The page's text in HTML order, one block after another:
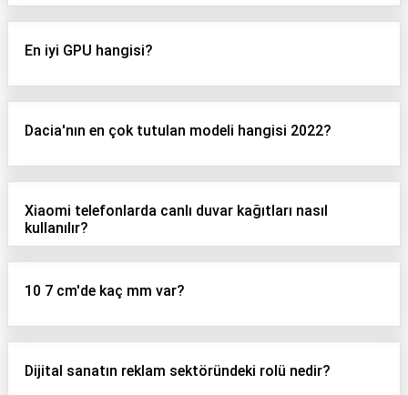
En iyi GPU hangisi?
Dacia'nın en çok tutulan modeli hangisi 2022?
Xiaomi telefonlarda canlı duvar kağıtları nasıl
kullanılır?
10 7 cm'de kaç mm var?
Dijital sanatın reklam sektöründeki rolü nedir?